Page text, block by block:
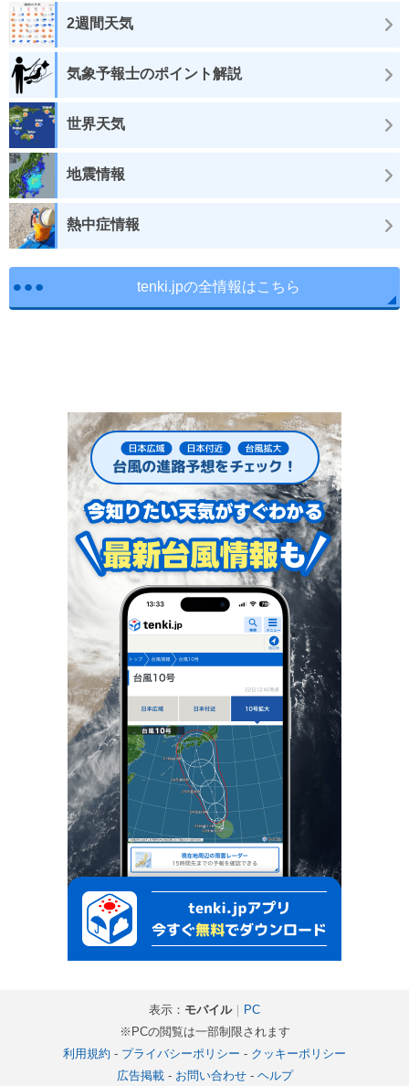
2週間天気
気象予報士のポイント解説
世界天気
地震情報
熱中症情報
tenki.jpの全情報はこちら
表示： モバイル｜ PC
※PCの閲覧は一部制限されます
利用規約 - プライバシーポリシー - クッキーポリシー
広告掲載- お問い合わせ- ヘルプ